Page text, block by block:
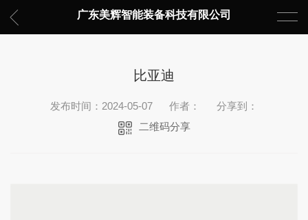
广东美辉智能装备科技有限公司
比亚迪
发布时间：2024-05-07 作者：
分享到：
二维码分享